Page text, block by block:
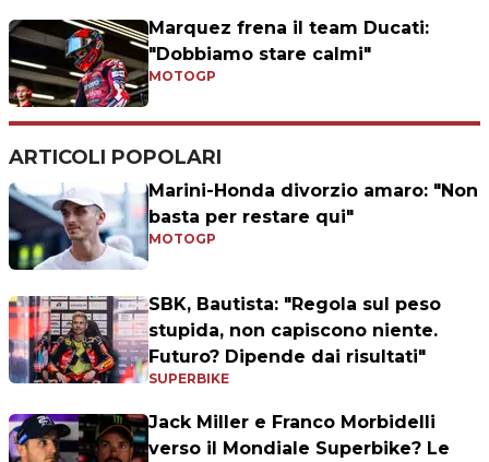
Marquez frena il team Ducati:
"Dobbiamo stare calmi"
MOTOGP
ARTICOLI POPOLARI
Marini-Honda divorzio amaro: "Non
basta per restare qui"
MOTOGP
SBK, Bautista: "Regola sul peso
stupida, non capiscono niente.
Futuro? Dipende dai risultati"
SUPERBIKE
Jack Miller e Franco Morbidelli
verso il Mondiale Superbike? Le